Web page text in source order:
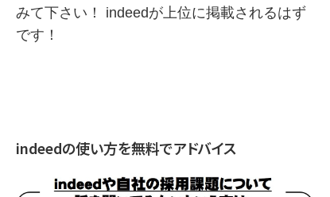
みて下さい！ indeedが上位に掲載されるはず
です！
indeedの使い方を無料でアドバイス